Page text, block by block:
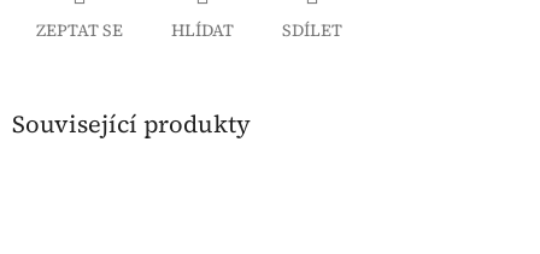
ZEPTAT SE HLÍDAT SDÍLET
Související produkty